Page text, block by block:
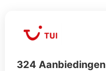
324 Aanbiedingen